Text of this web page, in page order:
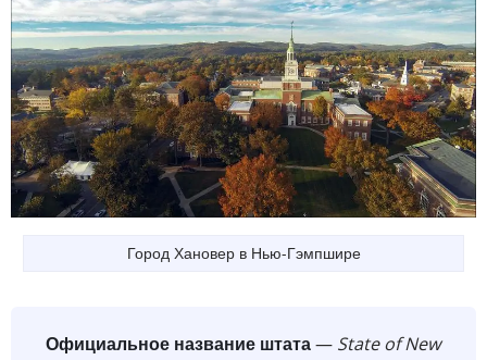
Город Хановер в Нью-Гэмпшире
Официальное название штата— State of New